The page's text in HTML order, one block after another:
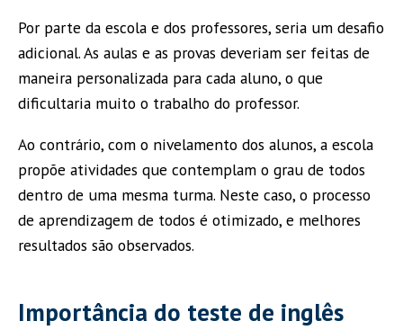
Por parte da escola e dos professores, seria um desafio
adicional. As aulas e as provas deveriam ser feitas de
maneira personalizada para cada aluno, o que
dificultaria muito o trabalho do professor.
Ao contrário, com o nivelamento dos alunos, a escola
propõe atividades que contemplam o grau de todos
dentro de uma mesma turma. Neste caso, o processo
de aprendizagem de todos é otimizado, e melhores
resultados são observados.
Importância do teste de inglês